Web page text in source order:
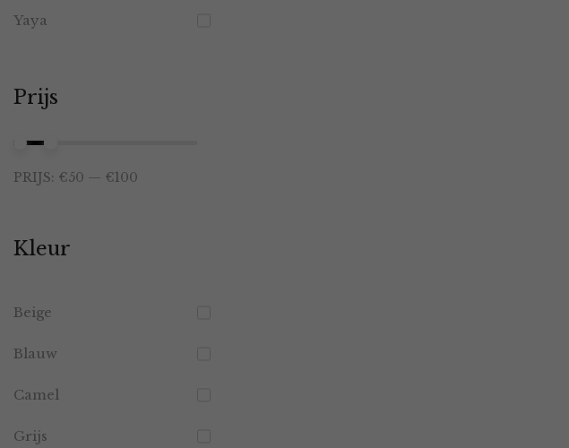
Yaya
Prijs
PRIJS: €50 — €100
Kleur
Beige
Blauw
Camel
Grijs